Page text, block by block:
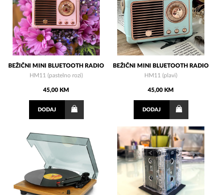
BEŽIČNI MINI BLUETOOTH RADIO
HM11 (pastelno rozi)
45,00 KM
DODAJ
BEŽIČNI MINI BLUETOOTH RADIO
HM11 (plavi)
45,00 KM
DODAJ